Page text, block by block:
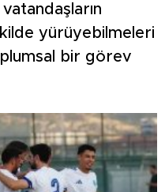
yürüyebilmeleri
bir görev